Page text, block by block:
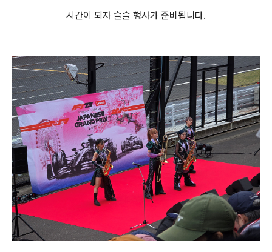
시간이 되자 슬슬 행사가 준비됩니다.